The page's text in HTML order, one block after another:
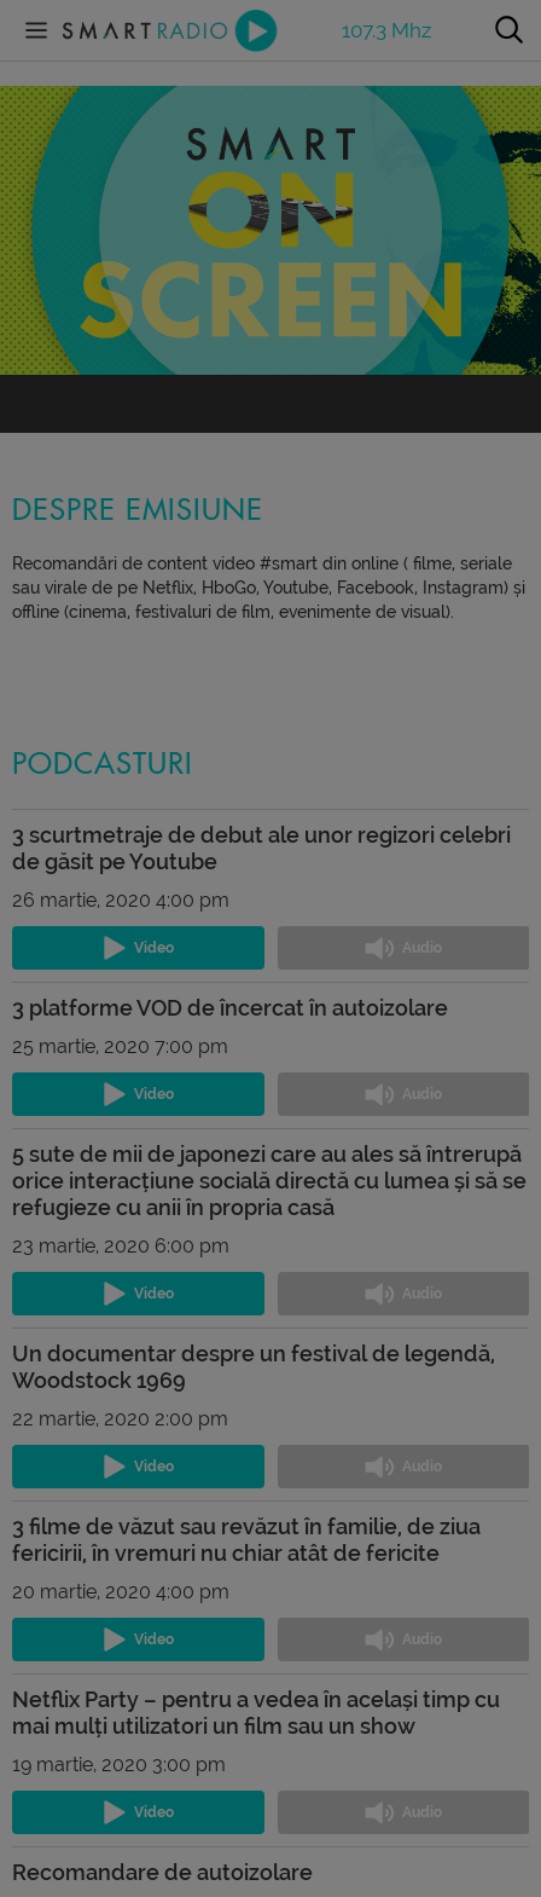
107.3 Mhz
DESPRE EMISIUNE
Recomandări de content video #smart din online ( filme, seriale
sau virale de pe Netflix, HboGo, Youtube, Facebook, Instagram) și
offline (cinema, festivaluri de film, evenimente de visual).
PODCASTURI
3 scurtmetraje de debut ale unor regizori celebri
de găsit pe Youtube
26 martie, 2020 4:00 pm
3 platforme VOD de încercat în autoizolare
25 martie, 2020 7:00 pm
5 sute de mii de japonezi care au ales să întrerupă
orice interacțiune socială directă cu lumea și să se
refugieze cu anii în propria casă
23 martie, 2020 6:00 pm
Un documentar despre un festival de legendă,
Woodstock 1969
22 martie, 2020 2:00 pm
3 filme de văzut sau revăzut în familie, de ziua
fericirii, în vremuri nu chiar atât de fericite
20 martie, 2020 4:00 pm
Netflix Party – pentru a vedea în același timp cu
mai mulți utilizatori un film sau un show
19 martie, 2020 3:00 pm
Recomandare de autoizolare